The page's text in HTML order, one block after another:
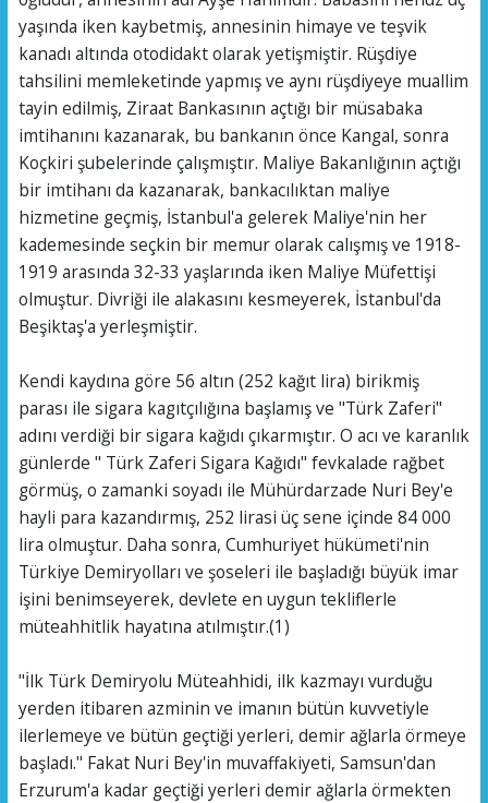
yaşında iken kaybetmiş, annesinin himaye ve teşvik
kanadı altında otodidakt olarak yetişmiştir. Rüşdiye
tahsilini memleketinde yapmış ve aynı rüşdiyeye muallim
tayin edilmiş, Ziraat Bankasının açtığı bir müsabaka
imtihanını kazanarak, bu bankanın önce Kangal, sonra
Koçkiri şubelerinde çalışmıştır. Maliye Bakanlığının açtığı
bir imtihanı da kazanarak, bankacılıktan maliye
hizmetine geçmiş, İstanbul'a gelerek Maliye'nin her
kademesinde seçkin bir memur olarak calışmış ve 1918-
1919 arasında 32-33 yaşlarında iken Maliye Müfettişi
olmuştur. Divriği ile alakasını kesmeyerek, İstanbul'da
Beşiktaş'a yerleşmiştir.
Kendi kaydına göre 56 altın (252 kağıt lira) birikmiş
parası ile sigara kagıtçılığına başlamış ve "Türk Zaferi"
adını verdiği bir sigara kağıdı çıkarmıştır. O acı ve karanlık
günlerde " Türk Zaferi Sigara Kağıdı" fevkalade rağbet
görmüş, o zamanki soyadı ile Mühürdarzade Nuri Bey'e
hayli para kazandırmış, 252 lirasi üç sene içinde 84 000
lira olmuştur. Daha sonra, Cumhuriyet hükümeti'nin
Türkiye Demiryolları ve şoseleri ile başladığı büyük imar
işini benimseyerek, devlete en uygun tekliflerle
müteahhitlik hayatına atılmıştır.(1)
"İlk Türk Demiryolu Müteahhidi, ilk kazmayı vurduğu
yerden itibaren azminin ve imanın bütün kuvvetiyle
ilerlemeye ve bütün geçtiği yerleri, demir ağlarla örmeye
başladı." Fakat Nuri Bey'in muvaffakiyeti, Samsun'dan
Erzurum'a kadar geçtiği yerleri demir ağlarla örmekten